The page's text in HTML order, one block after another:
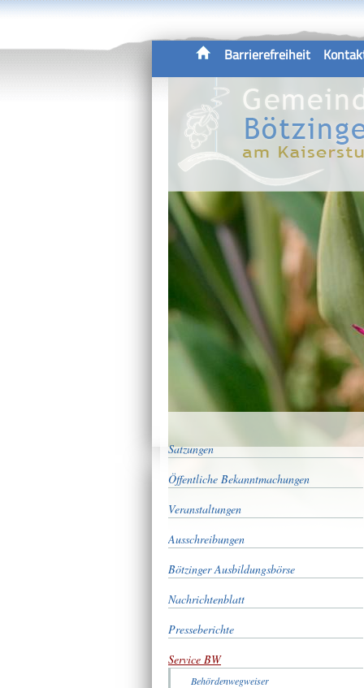
Barrierefreiheit
Satzungen
Öffentliche Bekanntmachungen
Veranstaltungen
Ausschreibungen
Bötzinger Ausbildungsbörse
Nachrichtenblatt
Presseberichte
Service BW
Behördenwegweiser